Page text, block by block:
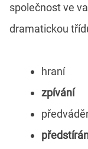
společnost ve
dramatickou
hraní
zpívání